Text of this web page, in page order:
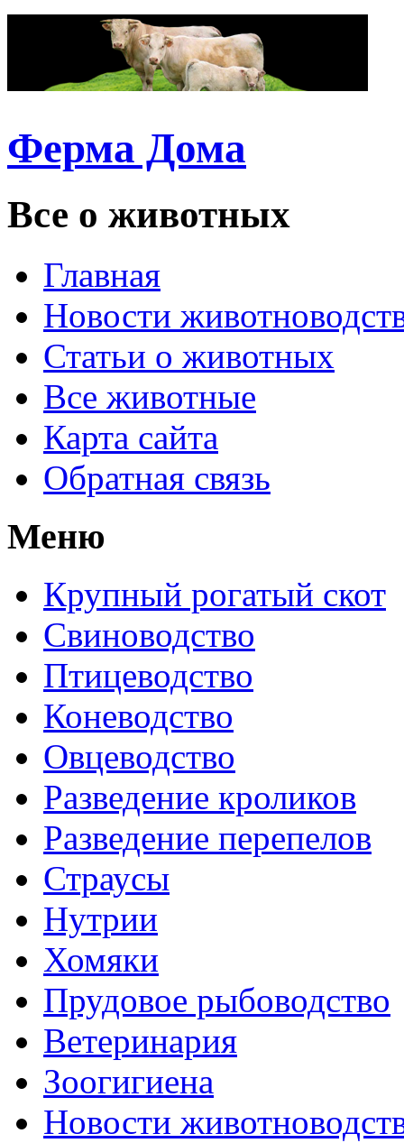
Ферма Дома
Все о животных
Главная
Новости
Статьи о животных
Все животные
Карта сайта
Обратная связь
Меню
Крупный рогатый скот
Свиноводство
Птицеводство
Коневодство
Овцеводство
Разведение кроликов
Разведение перепелов
Страусы
Нутрии
Хомяки
Прудовое рыбоводство
Ветеринария
Зоогигиена
Новости